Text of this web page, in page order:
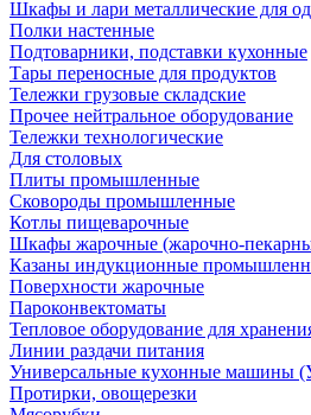
Шкафы и лари металлические для
Полки настенные
Подтоварники, подставки кухонные
Тары переносные для продуктов
Тележки грузовые складские
Прочее нейтральное оборудование
Тележки технологические
Для столовых
Плиты промышленные
Сковороды промышленные
Котлы пищеварочные
Шкафы жарочные (жарочно-
Казаны индукционные
Поверхности жарочные
Пароконвектоматы
Тепловое оборудование для
Линии раздачи питания
Универсальные кухонные машины
Протирки, овощерезки